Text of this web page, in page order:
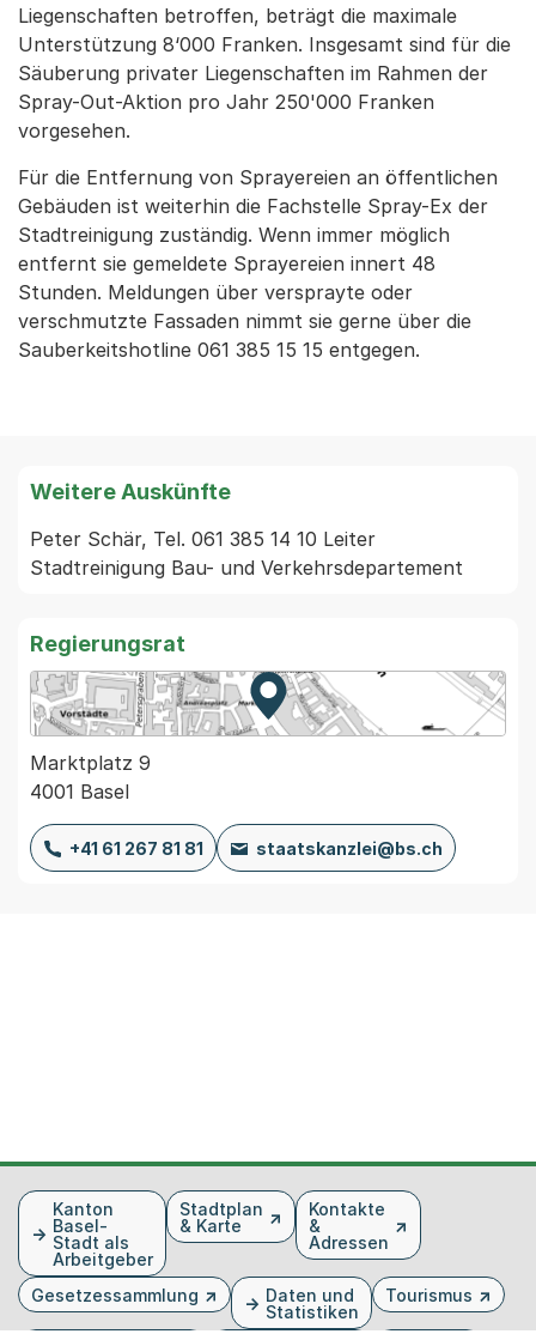
Liegenschaften betroffen, beträgt die maximale
Unterstützung 8‘000 Franken. Insgesamt sind für die
Säuberung privater Liegenschaften im Rahmen der
Spray-Out-Aktion pro Jahr 250'000 Franken
vorgesehen.
Für die Entfernung von Sprayereien an öffentlichen
Gebäuden ist weiterhin die Fachstelle Spray-Ex der
Stadtreinigung zuständig. Wenn immer möglich
entfernt sie gemeldete Sprayereien innert 48
Stunden. Meldungen über versprayte oder
verschmutzte Fassaden nimmt sie gerne über die
Sauberkeitshotline 061 385 15 15 entgegen.
Weitere Auskünfte
Peter Schär, Tel. 061 385 14 10 Leiter
Stadtreinigung Bau- und Verkehrsdepartement
Regierungsrat
Zur Karte von MapBS.
Externer Link, wird in einem
Marktplatz 9
4001 Basel
+41 61 267 81 81 staatskanzlei@bs.ch
FusszeileKanton
Basel-
Stadt als
Arbeitgeber
Stadtplan
& Karte
Kontakte
&
Adressen
Gesetzessammlung
Daten und
Statistiken
Tourismus